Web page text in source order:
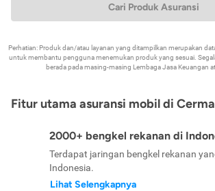
Cari Produk Asuransi
Perhatian: Produk dan/atau layanan yang ditampilkan merupakan
untuk membantu pengguna menemukan produk yang sesuai.
berada pada masing-masing Lembaga Jasa Keuangan
Fitur utama asuransi mobil di
2000+ bengkel rekanan di
Terdapat jaringan bengkel rekanan
Indonesia.
Lihat Selengkapnya